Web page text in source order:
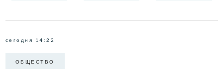
сегодня 14:22
ОБЩЕСТВО